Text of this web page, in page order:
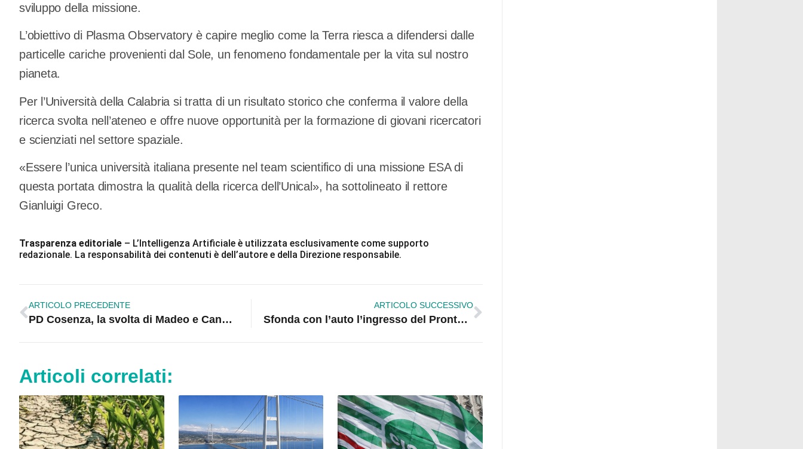
sviluppo della missione.
L’obiettivo di Plasma Observatory è capire meglio come la Terra riesca a difendersi dalle
particelle cariche provenienti dal Sole, un fenomeno fondamentale per la vita sul nostro
pianeta.
Per l’Università della Calabria si tratta di un risultato storico che conferma il valore della
ricerca svolta nell’ateneo e offre nuove opportunità per la formazione di giovani ricercatori
e scienziati nel settore spaziale.
«Essere l’unica università italiana presente nel team scientifico di una missione ESA di
questa portata dimostra la qualità della ricerca dell’Unical», ha sottolineato il rettore
Gianluigi Greco.
Trasparenza editoriale – L’Intelligenza Artificiale è utilizzata esclusivamente come supporto
redazionale. La responsabilità dei contenuti è dell’autore e della Direzione responsabile.
ARTICOLO PRECEDENTE
PD Cosenza, la svolta di Madeo e Candreva: «Basta conti interni, serve un progetto prima del nome»
ARTICOLO SUCCESSIVO
Sfonda con l’auto l’ingresso del Pronto soccorso di Corigliano, fermato 68enne
Articoli correlati: